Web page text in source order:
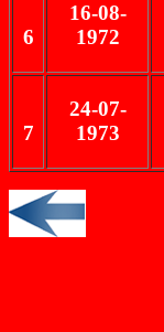
6
16-08-
1972
7
24-07-
1973